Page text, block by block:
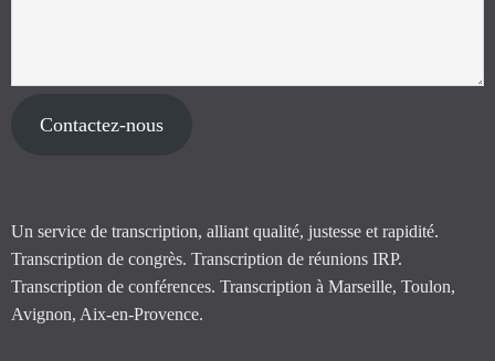
Contactez-nous
Un service de transcription, alliant qualité, justesse et rapidité.
Transcription de congrès. Transcription de réunions IRP.
Transcription de conférences. Transcription à Marseille, Toulon,
Avignon, Aix-en-Provence.